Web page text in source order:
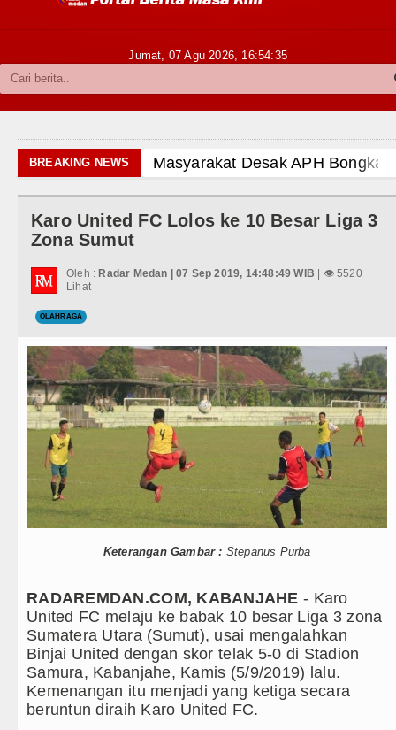
Politik
Olahraga
Internasional
Wisata
TIPS dan TRIK
+ Lainnya
Video
Kuliner
Siraman Rohani
Jumat, 07 Agu 2026, 16:54:36
BREAKING NEWS
Masyarakat Desak APH Bongkar Penadah Kayu
Dewan Usul BUMD Sumut Kelola Rumput Laut
Dugaan Penyimpangan Dana BOS TA 2025,
Risiko Tertular HIV/AIDS Melalui Hubungan
Bertekad Pulang Mantan PM Bangladesh Sheikh
PSG vs Manchester United Laga Persahabatan di
Juventus vs Inter Milan Persahabatan di Optus
Real Madrid Tandang ke Ferencvaros
Tujuh Tewas dalam Penembakan Massal di
Bayern Munich Menang Tipis Atas Aston Villa
Dugaan Penyimpangan Dana BOS TA 2025,
Risiko Tertular HIV/AIDS Melalui Hubungan
Bertekad Pulang Mantan PM Bangladesh Sheikh
PSG vs Manchester United Laga Persahabatan di
Karo United FC Lolos ke 10 Besar Liga 3
Zona Sumut
Oleh : Radar Medan | 07 Sep 2019, 14:48:49 WIB | 👁 5520
Lihat
OLAHRAGA
Keterangan Gambar : Stepanus Purba
RADAREMDAN.COM, KABANJAHE - Karo
United FC melaju ke babak 10 besar Liga 3 zona
Sumatera Utara (Sumut), usai mengalahkan
Binjai United dengan skor telak 5-0 di Stadion
Samura, Kabanjahe, Kamis (5/9/2019) lalu.
Kemenangan itu menjadi yang ketiga secara
beruntun diraih Karo United FC.